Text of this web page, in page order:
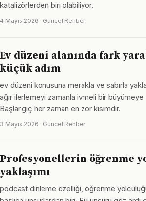
katalizörlerden biri olabiliyor.
4 Mayıs 2026 · Güncel Rehber
Ev düzeni alanında fark
küçük adım
ev düzeni konusuna merakla ve sabırla
ağır ilerlemeyi zamanla ivmeli bir
Başlangıç her zaman en zor kısımdır.
3 Mayıs 2026 · Güncel Rehber
Profesyonellerin öğrenme
yaklaşımı
podcast dinleme özelliği, öğrenme